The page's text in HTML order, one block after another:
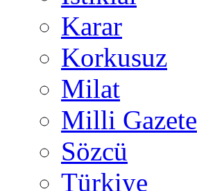
Karar
Korkusuz
Milat
Milli Gazete
Sözcü
Türkiye